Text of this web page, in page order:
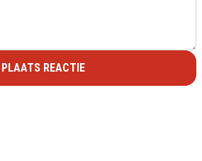
PLAATS REACTIE